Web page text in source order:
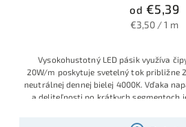
od €5,39
€3,50 / 1 m
Vysokohustotný LED pásik využíva
20W/m poskytuje svetelný tok približne
neutrálnej dennej bielej 4000K. Vďaka
a deliteľnosti po krátkych segmentoch